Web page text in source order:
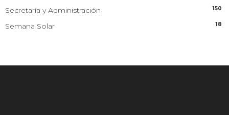
Secretaría y Administración 150
Semana Solar 18